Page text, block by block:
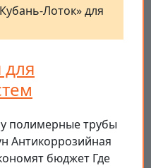
Лоток» для
полимерные трубы
Антикоррозийная
бюджет Где